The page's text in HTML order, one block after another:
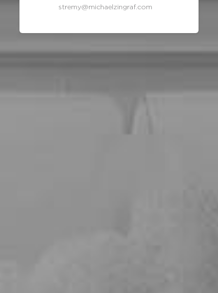
stremy@michaelzingraf.com